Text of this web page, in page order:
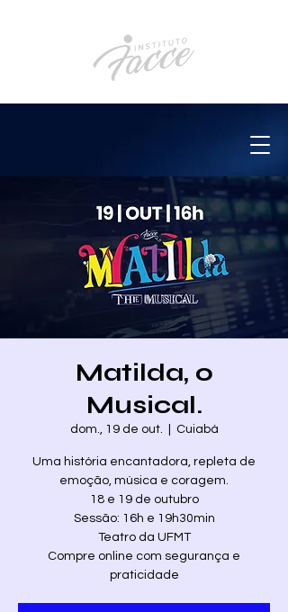
Matilda, o
Musical.
dom., 19 de out. Cuiabá
Uma história encantadora, repleta de
emoção, música e coragem.​
18 e 19 de outubro
Sessão: 16h e 19h30min
Teatro da UFMT
Compre online com segurança e
praticidade